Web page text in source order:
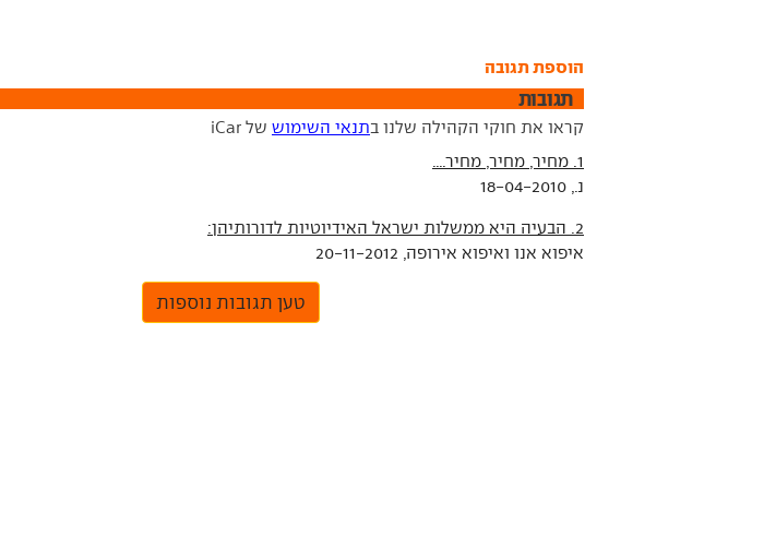
הוספת תגובה
תגובות
קראו את חוקי הקהילה שלנו בתנאי השימוש של iCar
1. מחיר, מחיר, מחיר....
נ., 18-04-2010
2. הבעיה היא ממשלות ישראל האידיוטיות לדורותיהן:
איפוא אנו ואיפוא אירופה, 20-11-2012
טען תגובות נוספות